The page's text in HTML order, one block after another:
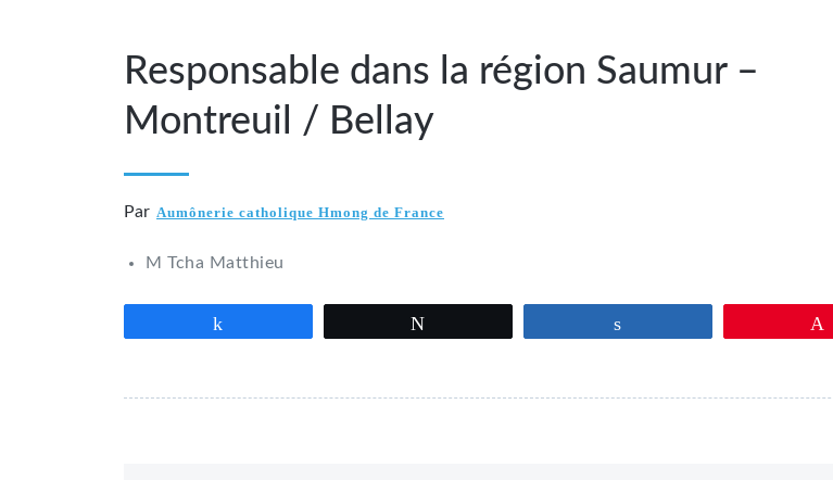
Responsable dans la région Saumur –
Montreuil / Bellay
Par Aumônerie catholique Hmong de France
M Tcha Matthieu